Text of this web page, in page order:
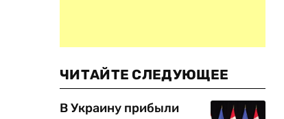
ЧИТАЙТЕ СЛЕДУЮЩЕЕ
В Украину прибыли